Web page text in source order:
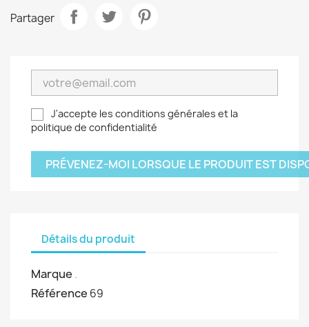
Partager
J'accepte les conditions générales et la
politique de confidentialité
PRÉVENEZ-MOI LORSQUE LE PRODUIT EST
Détails du produit
Marque .
Référence 69